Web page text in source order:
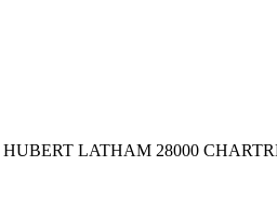
HUBERT LATHAM 28000